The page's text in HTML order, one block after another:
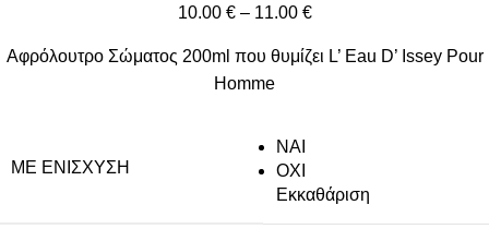
10.00 € – 11.00 €
Αφρόλουτρο Σώματος 200ml που θυμίζει L’ Eau D’ Issey Pour
Homme
ΜΕ ΕΝΊΣΧΥΣΗ
NAI
ΟΧΙ
Εκκαθάριση